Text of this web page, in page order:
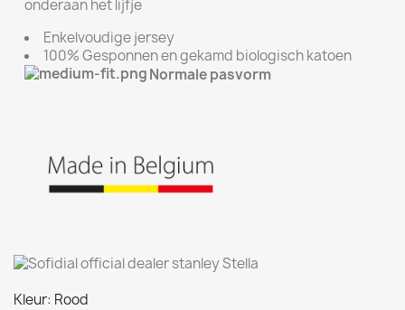
onderaan het lijfje
Enkelvoudige jersey
100% Gesponnen en gekamd biologisch katoen
Normale pasvorm
Kleur: Rood